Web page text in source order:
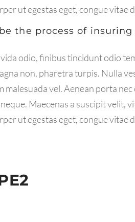
ut egestas eget, congue vitae
the process of
odio, finibus tincidunt odio
non, pharetra turpis. Nulla
malesuada vel. Aenean porta
Maecenas a suscipit velit,
ut egestas eget, congue vitae